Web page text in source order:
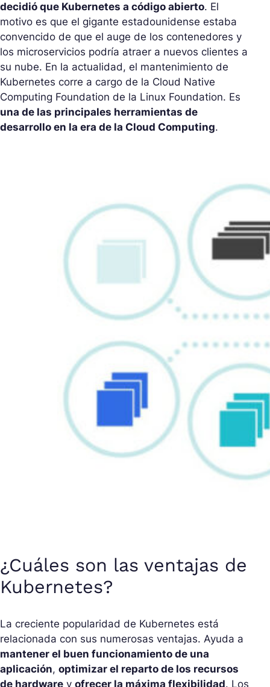
decidió que Kubernetes a código abierto. El
motivo es que el gigante estadounidense estaba
convencido de que el auge de los contenedores y
los microservicios podría atraer a nuevos clientes a
su nube. En la actualidad, el mantenimiento de
Kubernetes corre a cargo de la Cloud Native
Computing Foundation de la Linux Foundation. Es
una de las principales herramientas de
desarrollo en la era de la Cloud Computing.
¿Cuáles son las ventajas de
Kubernetes?
La creciente popularidad de Kubernetes está
relacionada con sus numerosas ventajas. Ayuda a
mantener el buen funcionamiento de una
aplicación, optimizar el reparto de los recursos
de hardware y ofrecer la máxima flexibilidad. Los